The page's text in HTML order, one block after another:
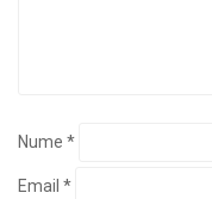
Nume *
Email *